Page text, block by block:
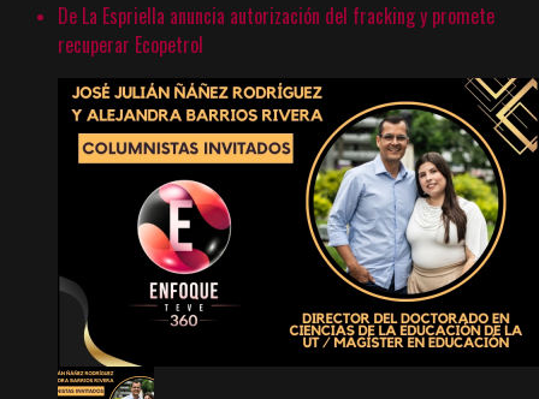
De La Espriella anuncia autorización del fracking y promete
recuperar Ecopetrol